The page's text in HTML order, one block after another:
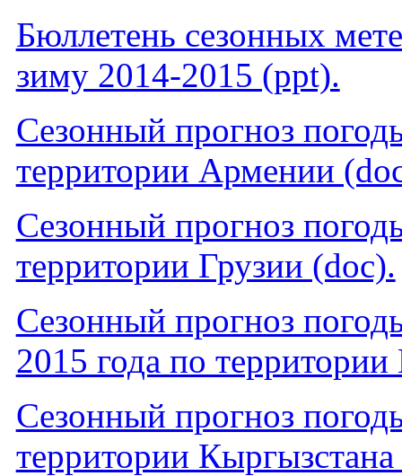
Бюллетень сезонных
зиму 2014-2015 (ppt).
Cезонный прогноз
территории Армении
Cезонный прогноз
территории Грузии (doc).
Сезонный прогноз
2015 года по территории
Cезонный прогноз
территории